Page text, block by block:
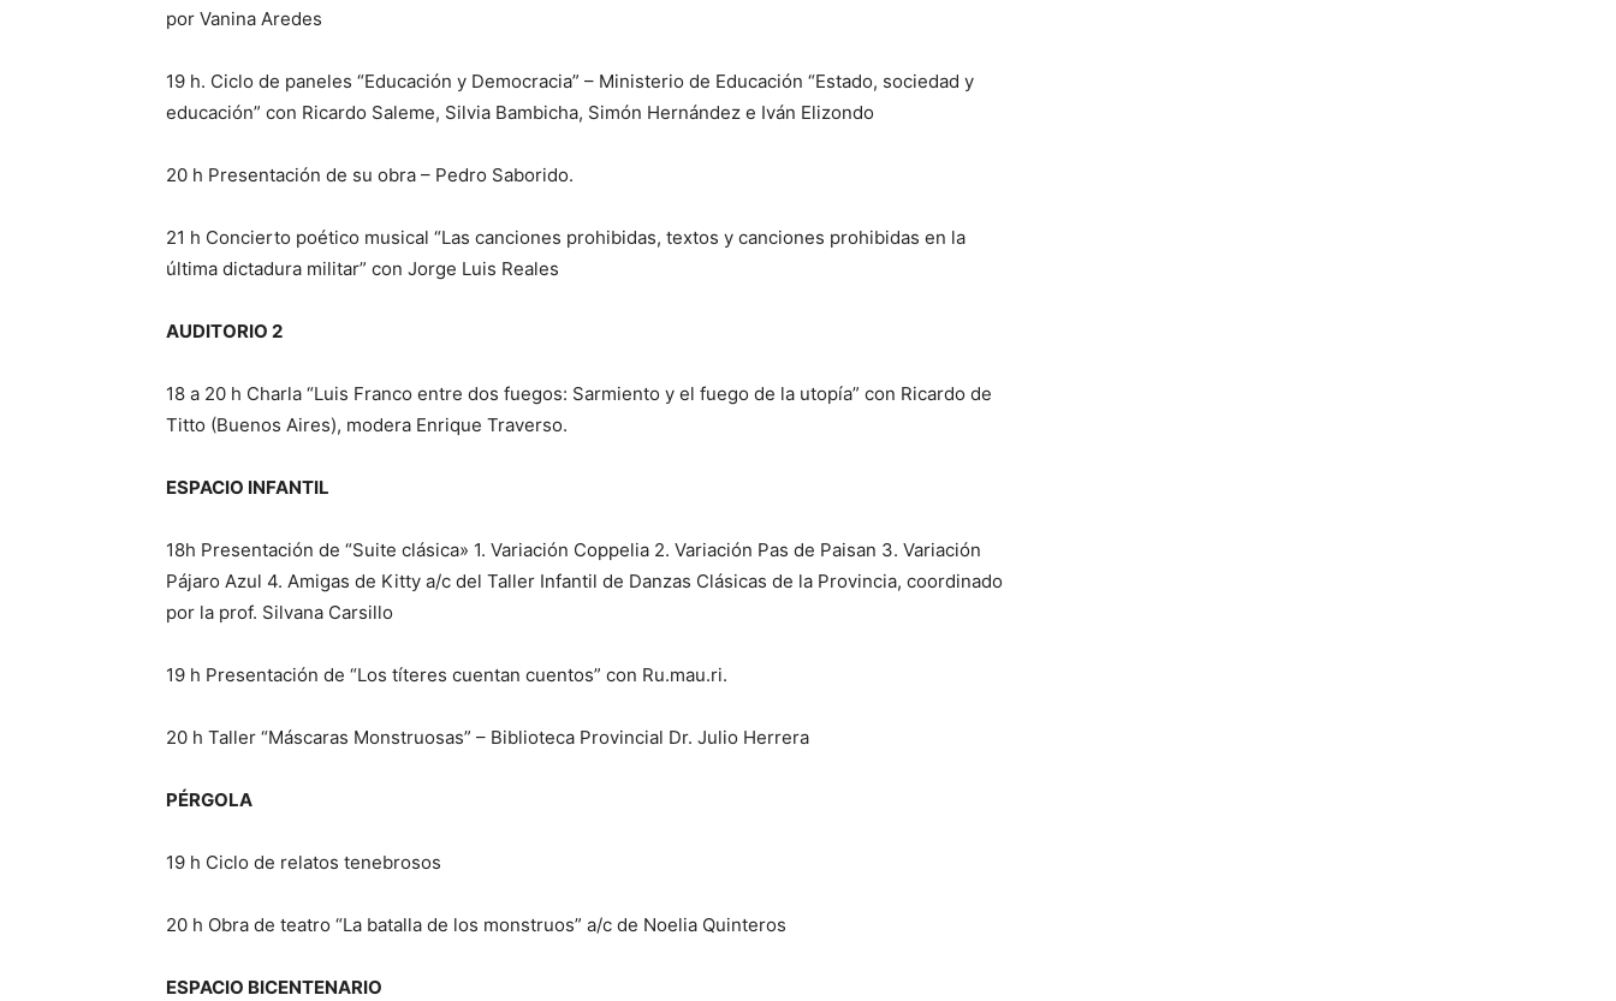
por Vanina Aredes
19 h. Ciclo de paneles “Educación y Democracia” – Ministerio de Educación “Estado, sociedad y
educación” con Ricardo Saleme, Silvia Bambicha, Simón Hernández e Iván Elizondo
20 h Presentación de su obra – Pedro Saborido.
21 h Concierto poético musical “Las canciones prohibidas, textos y canciones prohibidas en la
última dictadura militar” con Jorge Luis Reales
AUDITORIO 2
18 a 20 h Charla “Luis Franco entre dos fuegos: Sarmiento y el fuego de la utopía” con Ricardo de
Titto (Buenos Aires), modera Enrique Traverso.
ESPACIO INFANTIL
18h Presentación de “Suite clásica» 1. Variación Coppelia 2. Variación Pas de Paisan 3. Variación
Pájaro Azul 4. Amigas de Kitty a/c del Taller Infantil de Danzas Clásicas de la Provincia, coordinado
por la prof. Silvana Carsillo
19 h Presentación de “Los títeres cuentan cuentos” con Ru.mau.ri.
20 h Taller “Máscaras Monstruosas” – Biblioteca Provincial Dr. Julio Herrera
PÉRGOLA
19 h Ciclo de relatos tenebrosos
20 h Obra de teatro “La batalla de los monstruos” a/c de Noelia Quinteros
ESPACIO BICENTENARIO